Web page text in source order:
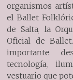
organismos
el Ballet
de Salta, la
Oficial de
importante
tecnología,
vestuario que